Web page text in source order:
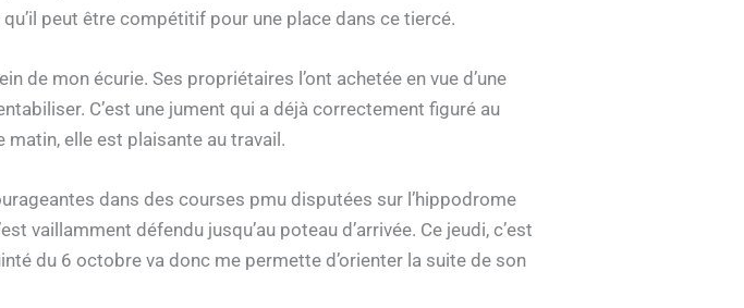
peut être compétitif pour une place dans ce tiercé.
de mon écurie. Ses propriétaires l’ont achetée en vue d’une
C’est une jument qui a déjà correctement figuré au
elle est plaisante au travail.
dans des courses pmu disputées sur l’hippodrome
vaillamment défendu jusqu’au poteau d’arrivée. Ce jeudi, c’est
du 6 octobre va donc me permette d’orienter la suite de son